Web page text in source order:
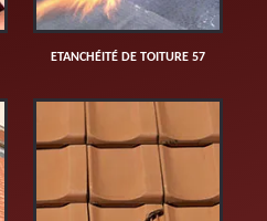
ETANCHÉITÉ DE TOITURE 57